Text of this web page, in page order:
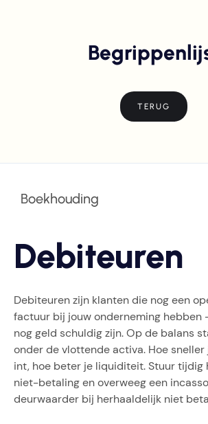
TERUG
Boekhouding
Debiteuren
Debiteuren zijn klanten die nog een
factuur bij jouw onderneming hebben
nog geld schuldig zijn. Op de balans
onder de vlottende activa. Hoe
int, hoe beter je liquiditeit. Stuur tijdig
niet-betaling en overweeg een
deurwaarder bij herhaaldelijk niet